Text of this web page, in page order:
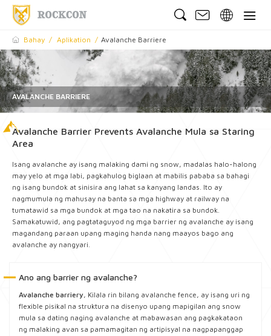
Bahay Aplikation Avalanche Barriere
AVALANCHE BARRIERE
Avalanche Barrier Prevents Avalanche Mula sa Staring
Area
Isang avalanche ay isang malaking dami ng snow, madalas halo-halong
may yelo at mga labi, pagkahulog biglaan at mabilis pababa sa bahagi
ng isang bundok at sinisira ang lahat sa kanyang landas. Ito ay
nagmumula ng mahusay na banta sa mga highway at railway na
tumatawid sa mga bundok at mga tao na nakatira sa bundok.
Samakatuwid, ang pagtataguyod ng mga barrier ng avalanche ay isang
magandang paraan upang maging handa nang maayos bago ang
avalanche ay nangyari.
Ano ang barrier ng avalanche?
Avalanche barriery, Kilala rin bilang avalanche fence, ay isang uri ng
flexible pisikal na struktura na disenyo upang mapigilan ang snow
mula sa dating naging avalanche at mabawasan ang pagkakataon
ng malaking avan sa pamamagitan ng artipisyal na nagpapanggap